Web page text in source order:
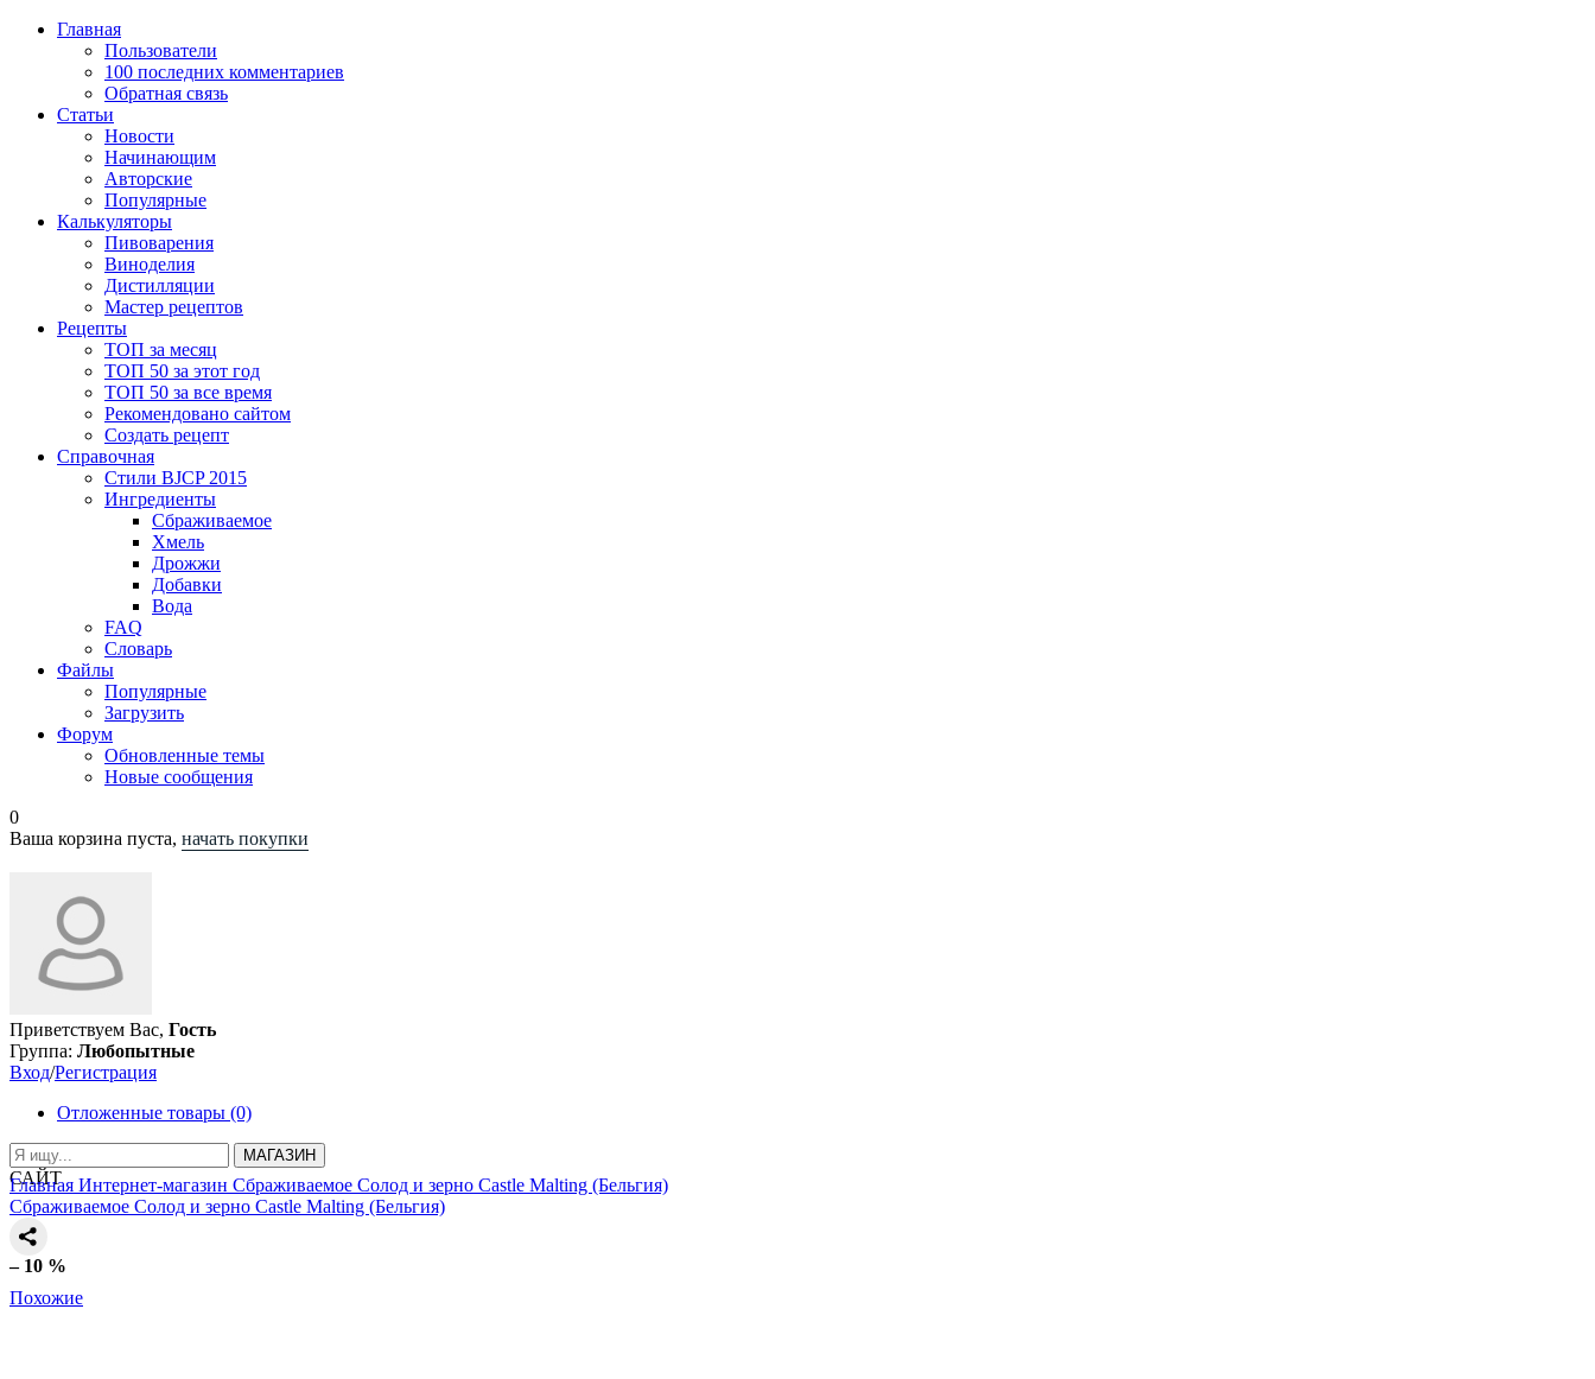
Главная
Пользователи
100 последних комментариев
Обратная связь
Статьи
Новости
Начинающим
Авторские
Популярные
Калькуляторы
Пивоварения
Виноделия
Дистилляции
Мастер рецептов
Рецепты
ТОП за месяц
ТОП 50 за этот год
ТОП 50 за все время
Рекомендовано сайтом
Создать рецепт
Справочная
Стили BJCP 2015
Ингредиенты
Сбраживаемое
Хмель
Дрожжи
Добавки
Вода
FAQ
Словарь
Файлы
Популярные
Загрузить
Форум
Обновленные темы
Новые сообщения
0
Ваша корзина пуста, начать покупки
Приветствуем Вас, Гость
Группа: Любопытные
Вход/Регистрация
Отложенные товары (0)
МАГАЗИН
САЙТ
Главная Интернет-магазин Сбраживаемое Солод и зерно Castle Malting (Бельгия)
Сбраживаемое Солод и зерно Castle Malting (Бельгия)
– 10 %
Похожие